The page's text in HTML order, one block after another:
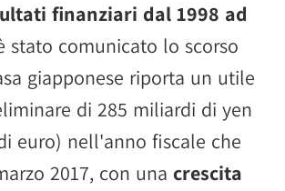
finanziari dal 1998 ad
stato comunicato lo scorso
giapponese riporta un utile
di 285 miliardi di yen
euro) nell'anno fiscale che
2017, con una crescita